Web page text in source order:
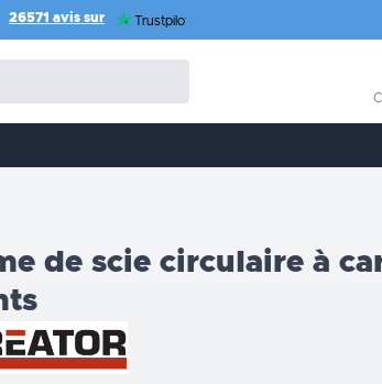
26571 avis sur Trustpilot
de scie circulaire à